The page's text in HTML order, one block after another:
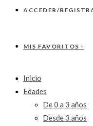
ACCEDER/
MIS FAVORITOS -
Inicio
Edades
De 0 a 3 años
Desde 3 años